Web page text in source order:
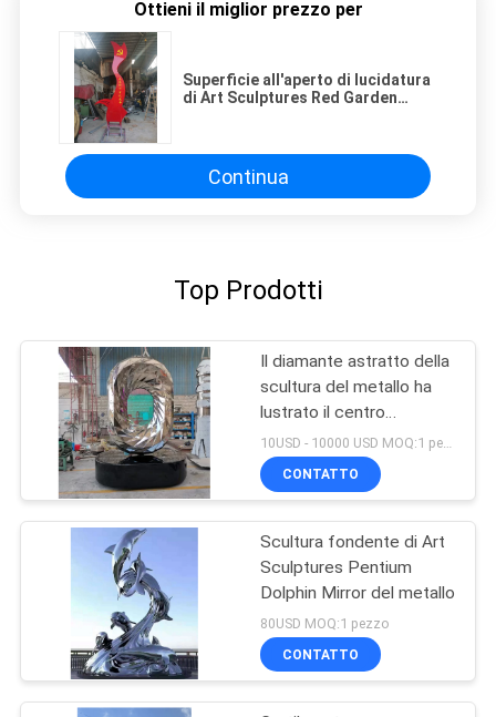
Ottieni il miglior prezzo per
Superficie all'aperto di lucidatura
di Art Sculptures Red Garden
Continua
Top Prodotti
Il diamante astratto della
scultura del metallo ha
lustrato il centro
espositivo del patio
decorato con i mestieri
di acciaio inossidabile
CONTATTO
Scultura fondente di Art
Sculptures Pentium
Dolphin Mirror del metallo
80USD MOQ:1 pezzo
CONTATTO